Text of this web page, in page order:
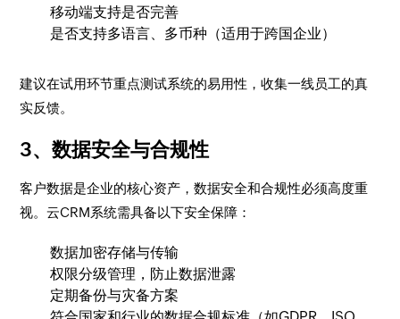
移动端支持是否完善
是否支持多语言、多币种（适用于跨国企业）
建议在试用环节重点测试系统的易用性，收集一线员工的真
实反馈。
3、数据安全与合规性
客户数据是企业的核心资产，数据安全和合规性必须高度重
视。云CRM系统需具备以下安全保障：
数据加密存储与传输
权限分级管理，防止数据泄露
定期备份与灾备方案